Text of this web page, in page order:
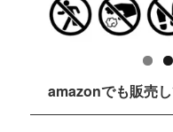
amazonでも販売